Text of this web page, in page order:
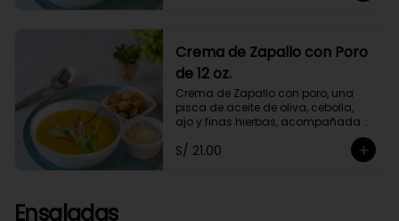
Crema de Zapallo con Poro
de 12 oz.
Crema de Zapallo con poro, una
pisca de aceite de oliva, cebolla,
ajo y finas hierbas, acompañada
madre. No contiene papa ni
S/ 21.00
Ensaladas